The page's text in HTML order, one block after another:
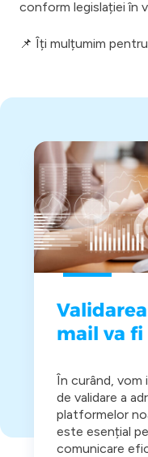
conform legislației în
📌 Îți mulțumim
mail va
În curând, vom
de validare a
platformelor
este esențial
comunicare